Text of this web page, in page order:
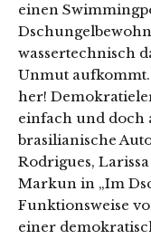
einen
wassertechnisch
Unmut
her!
einfach und doch
brasilianische
Rodrigues,
Markun in „Im
Funktionsweise
einer